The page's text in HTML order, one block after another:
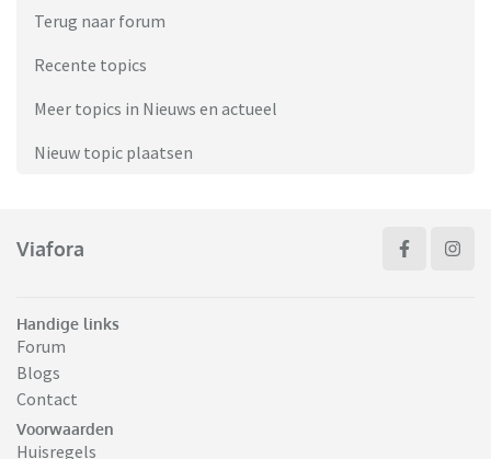
Terug naar forum
Recente topics
Meer topics in Nieuws en actueel
Nieuw topic plaatsen
Viafora
Handige links
Forum
Blogs
Contact
Voorwaarden
Huisregels